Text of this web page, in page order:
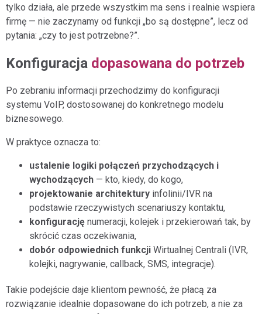
tylko działa, ale przede wszystkim ma sens i realnie wspiera
firmę — nie zaczynamy od funkcji „bo są dostępne”, lecz od
pytania: „czy to jest potrzebne?”.
Konfiguracja dopasowana do potrzeb
Po zebraniu informacji przechodzimy do konfiguracji
systemu VoIP, dostosowanej do konkretnego modelu
biznesowego.
W praktyce oznacza to:
ustalenie logiki połączeń przychodzących i
wychodzących — kto, kiedy, do kogo,
projektowanie architektury infolinii/IVR na
podstawie rzeczywistych scenariuszy kontaktu,
konfigurację numeracji, kolejek i przekierowań tak, by
skrócić czas oczekiwania,
dobór odpowiednich funkcji Wirtualnej Centrali (IVR,
kolejki, nagrywanie, callback, SMS, integracje).
Takie podejście daje klientom pewność, że płacą za
rozwiązanie idealnie dopasowane do ich potrzeb, a nie za